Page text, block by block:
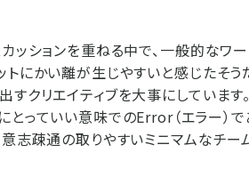
カッションを重ねる中で、一般的な
にかい離が生じやすいと感じたそう
すクリエイティブを大事にしていま
っていい意味でのError（エラー）で
志疎通の取りやすいミニマムなチーム